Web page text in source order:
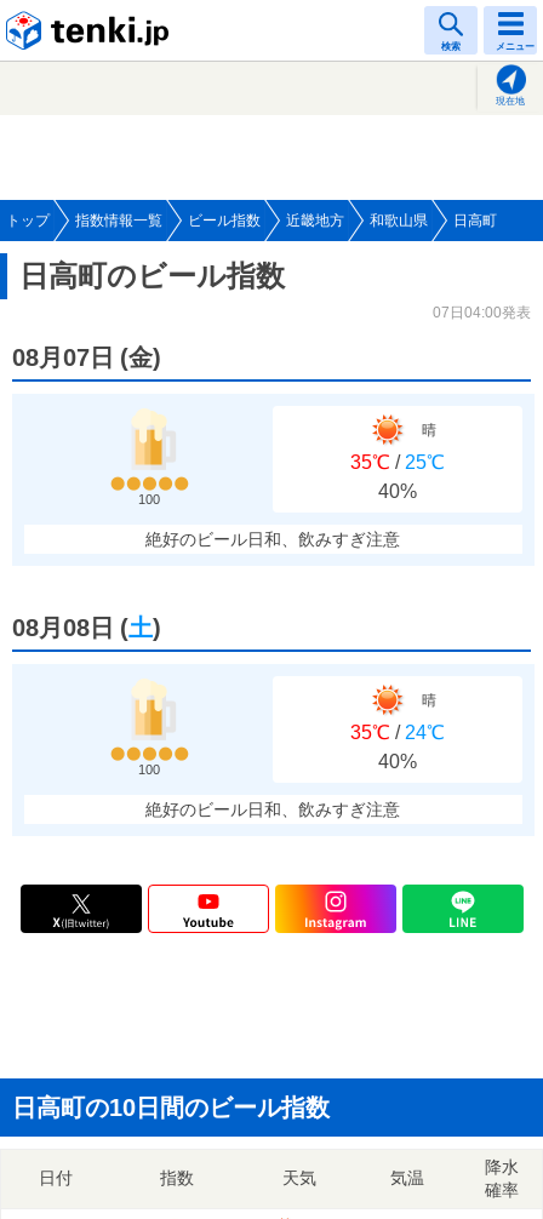
検索 メニュー
現在地
トップ 指数情報一覧 ビール指数 近畿地方 和歌山県 日高町
日高町のビール指数
07日04:00発表
08月07日 (金)
100
晴
35℃ / 25℃
40%
絶好のビール日和、飲みすぎ注意
08月08日 (土)
100
晴
35℃ / 24℃
40%
絶好のビール日和、飲みすぎ注意
日高町の10日間のビール指数
日付 指数 天気 気温
降水
確率